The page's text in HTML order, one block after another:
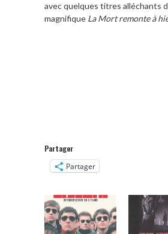
avec quelques titres alléchants
magnifique La Mort remonte à
Partager
Partager